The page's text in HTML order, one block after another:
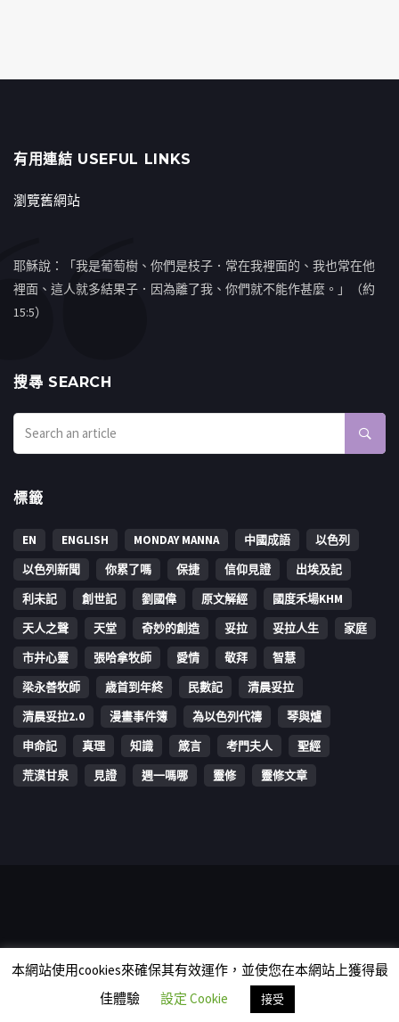
有用連結 USEFUL LINKS
瀏覽舊網站
耶穌說：「我是葡萄樹、你們是枝子．常在我裡面的、我也常在他
裡面、這人就多結果子．因為離了我、你們就不能作甚麼。」（約
15:5）
搜㝷 SEARCH
標籤
EN ENGLISH MONDAY MANNA 中國成語
以色列
以色列新聞
你累了嗎 保捷 信仰見證
出埃及記
利未記
創世記 劉國偉 原文解經
國度禾場KHM
天人之聲
天堂 奇妙的創造 妥拉 妥拉人生
家庭
市井心靈
張哈拿牧師 愛情 敬拜
智慧
梁永善牧師
歳首到年終 民數記
清晨妥拉
清晨妥拉2.0
漫畫事件簿 為以色列代禱
琴與爐
申命記
真理 知識 箴言 考門夫人
聖經
荒漠甘泉
見證 週一嗎哪 靈修 靈修文章
rights reserved.
本網站使用cookies來確保其有效運作，並使您在本網站上獲得最
佳體驗
設定 Cookie 接受